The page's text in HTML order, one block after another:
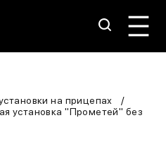
на прицепах
установка "Прометей" без